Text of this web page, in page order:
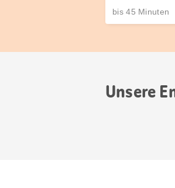
bis 45 Minuten
Unsere